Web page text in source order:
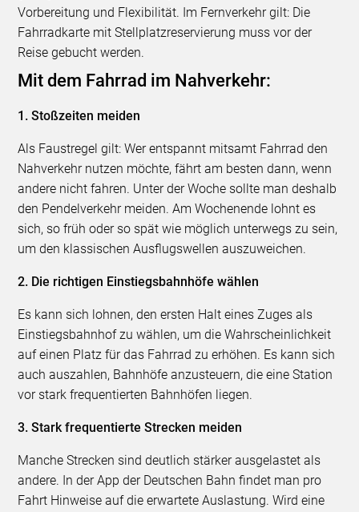
Vorbereitung und Flexibilität. Im Fernverkehr gilt: Die
Fahrradkarte mit Stellplatzreservierung muss vor der
Reise gebucht werden.
Mit dem Fahrrad im Nahverkehr:
1. Stoßzeiten meiden
Als Faustregel gilt: Wer entspannt mitsamt Fahrrad den
Nahverkehr nutzen möchte, fährt am besten dann, wenn
andere nicht fahren. Unter der Woche sollte man deshalb
den Pendelverkehr meiden. Am Wochenende lohnt es
sich, so früh oder so spät wie möglich unterwegs zu sein,
um den klassischen Ausflugswellen auszuweichen.
2. Die richtigen Einstiegsbahnhöfe wählen
Es kann sich lohnen, den ersten Halt eines Zuges als
Einstiegsbahnhof zu wählen, um die Wahrscheinlichkeit
auf einen Platz für das Fahrrad zu erhöhen. Es kann sich
auch auszahlen, Bahnhöfe anzusteuern, die eine Station
vor stark frequentierten Bahnhöfen liegen.
3. Stark frequentierte Strecken meiden
Manche Strecken sind deutlich stärker ausgelastet als
andere. In der App der Deutschen Bahn findet man pro
Fahrt Hinweise auf die erwartete Auslastung. Wird eine